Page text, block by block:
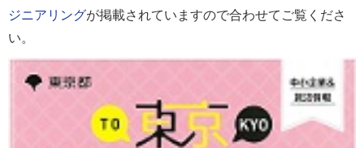
ジニアリングが掲載されていますので合わせてご覧くださ
い。